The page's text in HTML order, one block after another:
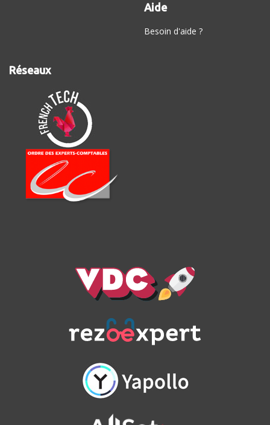
Aide
Besoin d'aide ?
Réseaux